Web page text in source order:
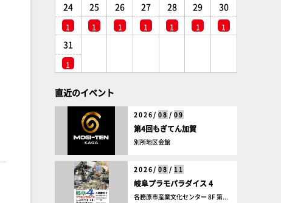
24
1
25
1
26
1
27
1
28
1
29
1
30
1
31
1
直近のイベント
2026/ 08 / 09
第4回もぎてん加賀
別所地区会館
2026/ 08 / 11
岐阜プラモパラダイス 4
各務原市産業文化センター 8F 第...